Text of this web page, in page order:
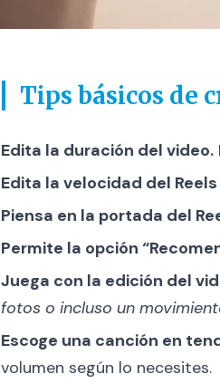
Tips básicos de
Edita la duración del video.
Edita la velocidad del Reels
Piensa en la portada del
Permite la opción
Juega con la edición del
fotos o incluso un
Escoge una canción en
volumen según lo necesites.